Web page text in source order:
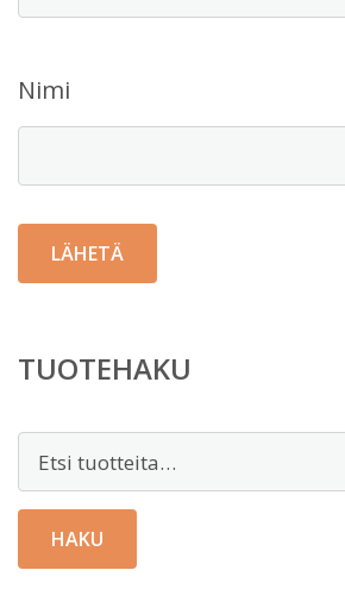
Nimi
TUOTEHAKU
HAKU